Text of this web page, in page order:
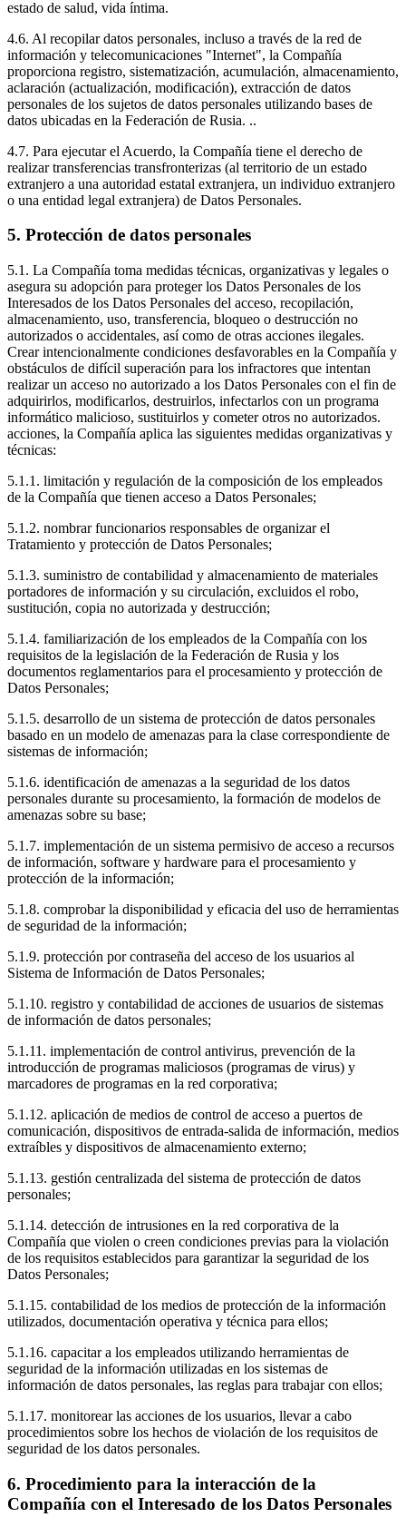
estado de salud, vida íntima.
4.6. Al recopilar datos personales, incluso a través de la red de
información y telecomunicaciones "Internet", la Compañía
proporciona registro, sistematización, acumulación, almacenamiento,
aclaración (actualización, modificación), extracción de datos
personales de los sujetos de datos personales utilizando bases de
datos ubicadas en la Federación de Rusia. ..
4.7. Para ejecutar el Acuerdo, la Compañía tiene el derecho de
realizar transferencias transfronterizas (al territorio de un estado
extranjero a una autoridad estatal extranjera, un individuo extranjero
o una entidad legal extranjera) de Datos Personales.
5. Protección de datos personales
5.1. La Compañía toma medidas técnicas, organizativas y legales o
asegura su adopción para proteger los Datos Personales de los
Interesados de los Datos Personales del acceso, recopilación,
almacenamiento, uso, transferencia, bloqueo o destrucción no
autorizados o accidentales, así como de otras acciones ilegales.
Crear intencionalmente condiciones desfavorables en la Compañía y
obstáculos de difícil superación para los infractores que intentan
realizar un acceso no autorizado a los Datos Personales con el fin de
adquirirlos, modificarlos, destruirlos, infectarlos con un programa
informático malicioso, sustituirlos y cometer otros no autorizados.
acciones, la Compañía aplica las siguientes medidas organizativas y
técnicas:
5.1.1. limitación y regulación de la composición de los empleados
de la Compañía que tienen acceso a Datos Personales;
5.1.2. nombrar funcionarios responsables de organizar el
Tratamiento y protección de Datos Personales;
5.1.3. suministro de contabilidad y almacenamiento de materiales
portadores de información y su circulación, excluidos el robo,
sustitución, copia no autorizada y destrucción;
5.1.4. familiarización de los empleados de la Compañía con los
requisitos de la legislación de la Federación de Rusia y los
documentos reglamentarios para el procesamiento y protección de
Datos Personales;
5.1.5. desarrollo de un sistema de protección de datos personales
basado en un modelo de amenazas para la clase correspondiente de
sistemas de información;
5.1.6. identificación de amenazas a la seguridad de los datos
personales durante su procesamiento, la formación de modelos de
amenazas sobre su base;
5.1.7. implementación de un sistema permisivo de acceso a recursos
de información, software y hardware para el procesamiento y
protección de la información;
5.1.8. comprobar la disponibilidad y eficacia del uso de herramientas
de seguridad de la información;
5.1.9. protección por contraseña del acceso de los usuarios al
Sistema de Información de Datos Personales;
5.1.10. registro y contabilidad de acciones de usuarios de sistemas
de información de datos personales;
5.1.11. implementación de control antivirus, prevención de la
introducción de programas maliciosos (programas de virus) y
marcadores de programas en la red corporativa;
5.1.12. aplicación de medios de control de acceso a puertos de
comunicación, dispositivos de entrada-salida de información, medios
extraíbles y dispositivos de almacenamiento externo;
5.1.13. gestión centralizada del sistema de protección de datos
personales;
5.1.14. detección de intrusiones en la red corporativa de la
Compañía que violen o creen condiciones previas para la violación
de los requisitos establecidos para garantizar la seguridad de los
Datos Personales;
5.1.15. contabilidad de los medios de protección de la información
utilizados, documentación operativa y técnica para ellos;
5.1.16. capacitar a los empleados utilizando herramientas de
seguridad de la información utilizadas en los sistemas de
información de datos personales, las reglas para trabajar con ellos;
5.1.17. monitorear las acciones de los usuarios, llevar a cabo
procedimientos sobre los hechos de violación de los requisitos de
seguridad de los datos personales.
6. Procedimiento para la interacción de la
Compañía con el Interesado de los Datos Personales